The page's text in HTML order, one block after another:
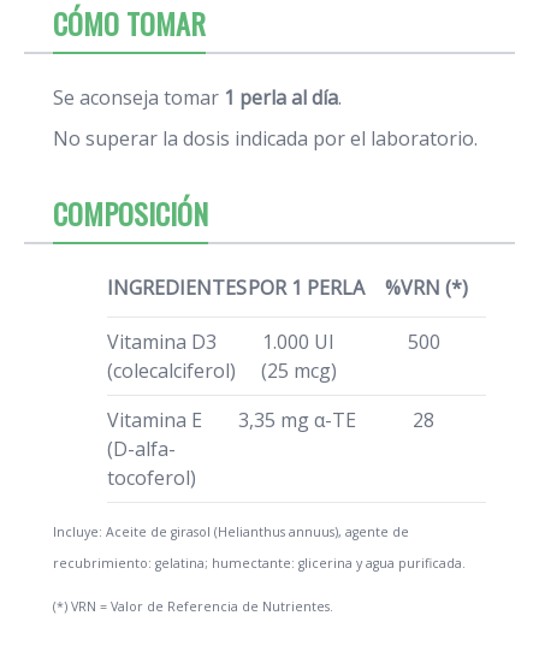
CÓMO TOMAR
Se aconseja tomar 1 perla al día.
No superar la dosis indicada por el laboratorio.
COMPOSICIÓN
INGREDIENTESPOR 1 PERLA %VRN (*)
Vitamina D3
(colecalciferol)
1.000 UI
(25 mcg)
500
Vitamina E
(D-alfa-
tocoferol)
3,35 mg α-TE 28
Incluye: Aceite de girasol (Helianthus annuus), agente de
recubrimiento: gelatina; humectante: glicerina y agua purificada.
(*) VRN = Valor de Referencia de Nutrientes.